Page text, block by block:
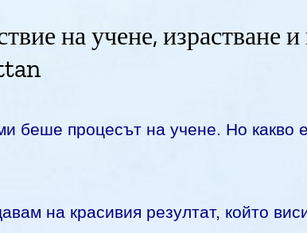
на учене, израстване и
беше процесът на учене. Но какво
на красивия резултат, който